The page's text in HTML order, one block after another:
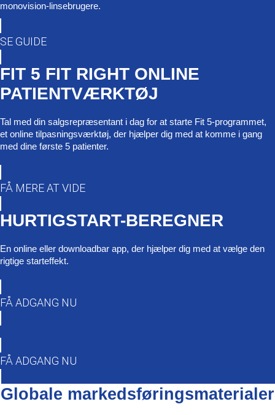
monovision-linsebrugere.
SE GUIDE
FIT 5 FIT RIGHT ONLINE
PATIENTVÆRKTØJ
Tal med din salgsrepræsentant i dag for at starte Fit 5-programmet,
et online tilpasningsværktøj, der hjælper dig med at komme i gang
med dine første 5 patienter.
FÅ MERE AT VIDE
HURTIGSTART-BEREGNER
En online eller downloadbar app, der hjælper dig med at vælge den
rigtige starteffekt.
FÅ ADGANG NU
FÅ ADGANG NU
Globale markedsføringsmaterialer